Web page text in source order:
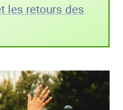
les retours des